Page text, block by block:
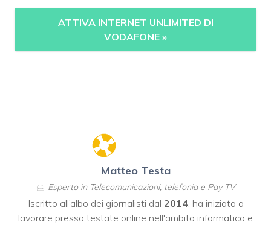
ATTIVA INTERNET UNLIMITED DI
VODAFONE »
Matteo Testa
Esperto in Telecomunicazioni, telefonia e Pay TV
Iscritto all’albo dei giornalisti dal 2014, ha iniziato a
lavorare presso testate online nell'ambito informatico e